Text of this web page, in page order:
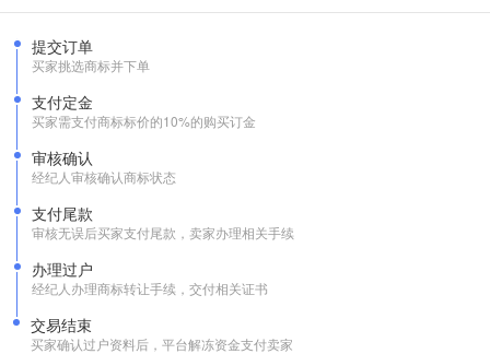
提交订单
买家挑选商标并下单
支付定金
买家需支付商标标价的10%的购买订金
审核确认
经纪人审核确认商标状态
支付尾款
审核无误后买家支付尾款，卖家办理相关手续
办理过户
经纪人办理商标转让手续，交付相关证书
交易结束
买家确认过户资料后，平台解冻资金支付卖家